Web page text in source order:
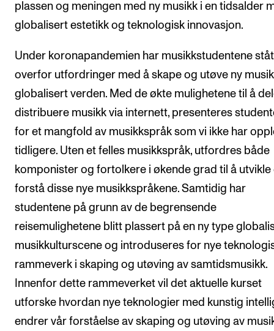
Arrangementer og konserter
Ledige stillinger
INFO
Om Norges musikkhøgskole
Kontakt oss
For ansatte og studenter
plassen og meningen med ny musikk i en tidsalder
globalisert estetikk og teknologisk innovasjon.
Under koronapandemien har musikkstudentene
overfor utfordringer med å skape og utøve ny
globalisert verden. Med de økte mulighetene til å
distribuere musikk via internett, presenteres
for et mangfold av musikkspråk som vi ikke har
tidligere. Uten et felles musikkspråk, utfordres både
komponister og fortolkere i økende grad til å utvikle
forstå disse nye musikkspråkene. Samtidig har
studentene på grunn av de begrensende
reisemulighetene blitt plassert på en ny type
musikkulturscene og introduseres for nye
rammeverk i skaping og utøving av samtidsmusikk.
Innenfor dette rammeverket vil det aktuelle kurset
utforske hvordan nye teknologier med kunstig
endrer vår forståelse av skaping og utøving av